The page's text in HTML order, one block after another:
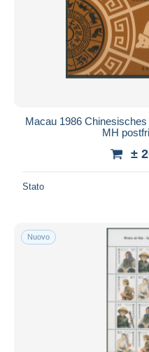
Macau 1986
MH
±
Stato
Nuovo